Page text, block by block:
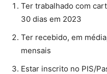
Ter trabalhado com
30 dias em 2023
Ter recebido, em
mensais
Estar inscrito no PIS/